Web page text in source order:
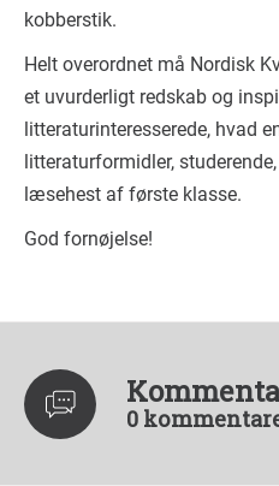
kobberstik.
Helt overordnet må Nordisk
et uvurderligt redskab og
litteraturinteresserede, hvad
litteraturformidler,
læsehest af første klasse.
God fornøjelse!
0